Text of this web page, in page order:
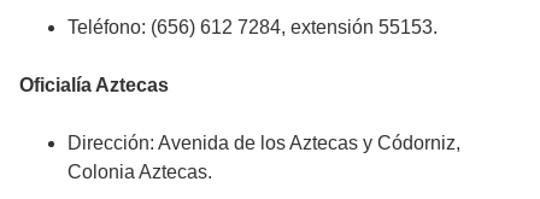
Teléfono: (656) 612 7284, extensión 55153.
Oficialía Aztecas
Dirección: Avenida de los Aztecas y Códorniz,
Colonia Aztecas.